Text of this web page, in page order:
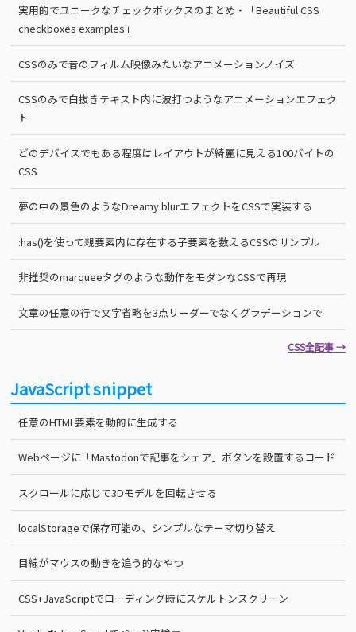
実用的でユニークなチェックボックスのまとめ・「Beautiful CSS
checkboxes examples」
CSSのみで昔のフィルム映像みたいなアニメーションノイズ
CSSのみで白抜きテキスト内に波打つようなアニメーションエフェク
ト
どのデバイスでもある程度はレイアウトが綺麗に見える100バイトの
CSS
夢の中の景色のようなDreamy blurエフェクトをCSSで実装する
:has()を使って親要素内に存在する子要素を数えるCSSのサンプル
非推奨のmarqueeタグのような動作をモダンなCSSで再現
文章の任意の行で文字省略を3点リーダーでなくグラデーションで
CSS全記事 →
JavaScript snippet
任意のHTML要素を動的に生成する
Webページに「Mastodonで記事をシェア」ボタンを設置するコード
スクロールに応じて3Dモデルを回転させる
localStorageで保存可能の、シンプルなテーマ切り替え
目線がマウスの動きを追う的なやつ
CSS+JavaScriptでローディング時にスケルトンスクリーン